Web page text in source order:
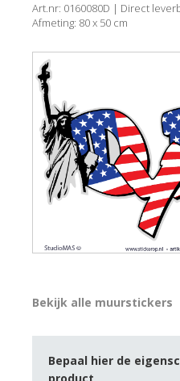
Art.nr: 0160080D | Direct
Afmeting: 80 x 50 cm
Bekijk alle muurstickers
Bepaal hier de